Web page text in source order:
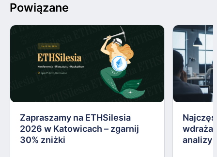
Powiązane
Zapraszamy na ETHSilesia
2026 w Katowicach – zgarnij
30% zniżki
analizy